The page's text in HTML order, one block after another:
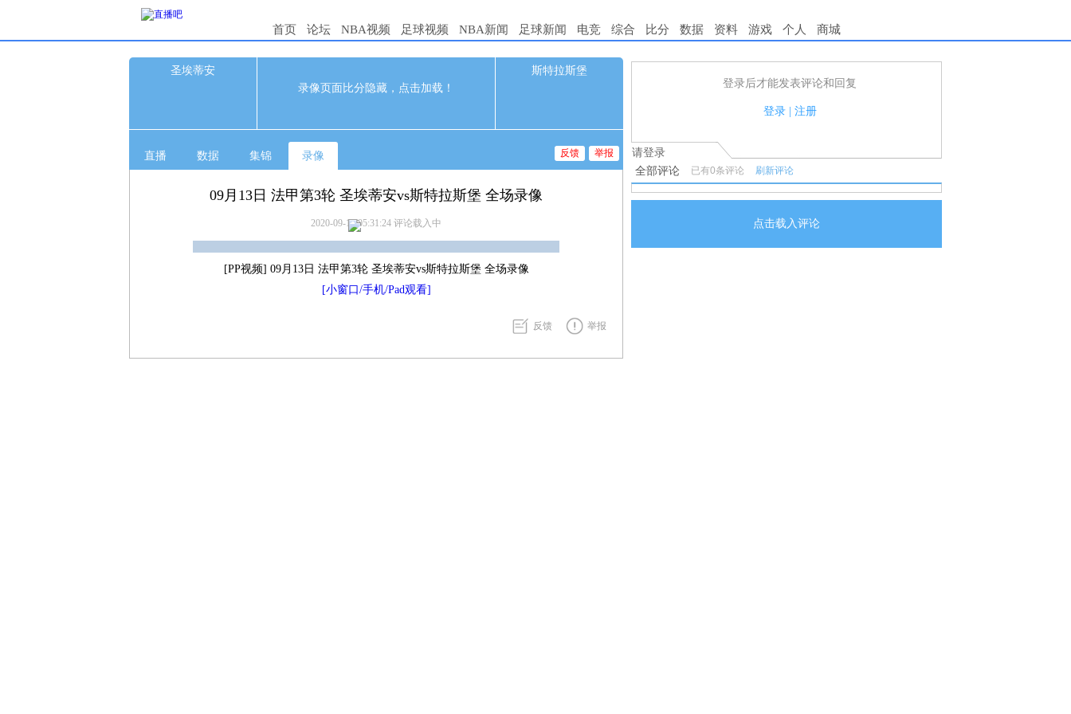
首页 论坛 NBA视频 足球视频 NBA新闻 足球新闻 电竞 综合 比分 数据 资料 游戏 个人 商城
圣埃蒂安
录像页面比分隐藏，点击加载！
0 09-13 03:00
斯特拉斯堡
直播 数据 集锦 录像 举报
反馈
09月13日 法甲第3轮 圣埃蒂安vs斯特拉斯堡 全场录像
2020-09-13 05:31:24 评论载入中
[PP视频] 09月13日 法甲第3轮 圣埃蒂安vs斯特拉斯堡 全场录像
[小窗口/手机/Pad观看]
反馈 举报
登录后才能发表评论和回复
登录| 注册
1.电脑端新用户可以发表评论了！
2.发言请遵守国家法律法规.
请登录
全部评论 已有0条评论 刷新评论
点击载入评论